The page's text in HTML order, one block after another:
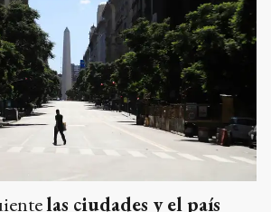
las ciudades y el país